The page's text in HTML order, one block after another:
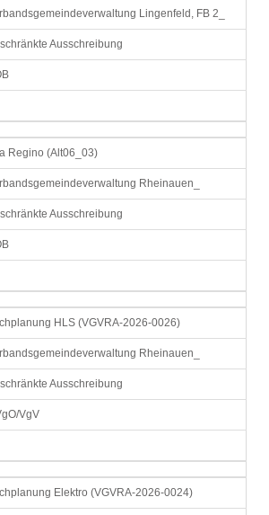
Lingenfeld, FB 2_
Ausschreibung
Regino (Alt06_03)
Rheinauen_
Ausschreibung
HLS (VGVRA-2026-0026)
Rheinauen_
Ausschreibung
VgV
Elektro (VGVRA-2026-0024)